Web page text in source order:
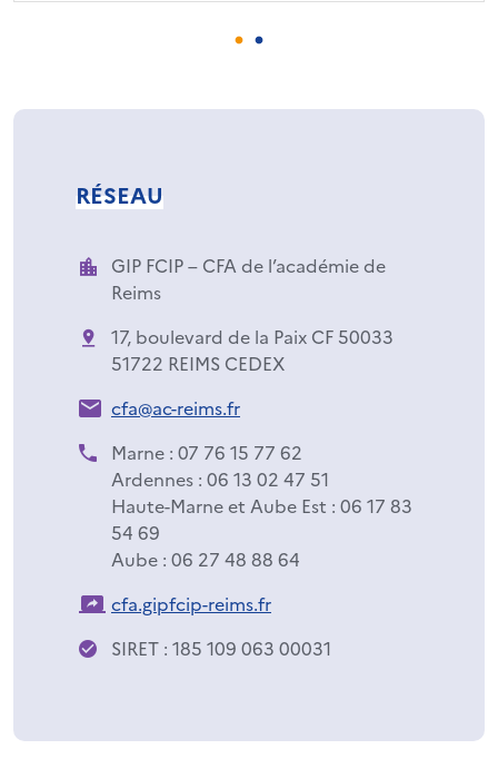
RÉSEAU
GIP FCIP – CFA de l’académie de
Reims
17, boulevard de la Paix CF 50033
51722 REIMS CEDEX
cfa@ac-reims.fr
Marne : 07 76 15 77 62
Ardennes : 06 13 02 47 51
Haute-Marne et Aube Est : 06 17 83
54 69
Aube : 06 27 48 88 64
cfa.gipfcip-reims.fr
SIRET : 185 109 063 00031